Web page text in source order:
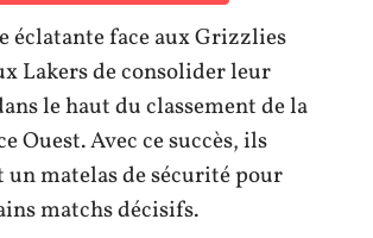
éclatante face aux Grizzlies
Lakers de consolider leur
le haut du classement de la
Ouest. Avec ce succès, ils
un matelas de sécurité pour
matchs décisifs.